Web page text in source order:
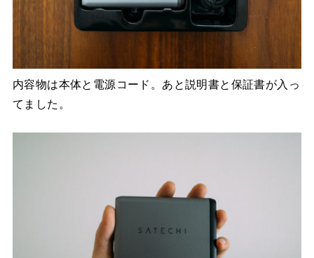
内容物は本体と電源コード。あと説明書と保証書が入っ
てました。